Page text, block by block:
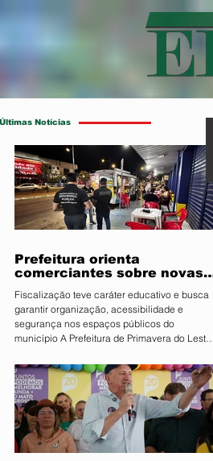
Últimas Notícias
Prefeitura orienta
comerciantes sobre novas
trucks
Fiscalização teve caráter educativo e busca
garantir organização, acessibilidade e
segurança nos espaços públicos do
município A Prefeitura de Primavera do Leste,
Segurança Pública e Mobilidade Urbana, em
parceria com a Fiscalização de Obras e
Posturas, realizou uma ação de orientação
aos proprietários de food trucks e
comerciantes ambulantes na noite desta
sexta-feira (31), sobre as novas regras para
utilização de mesas e cadeiras em espa